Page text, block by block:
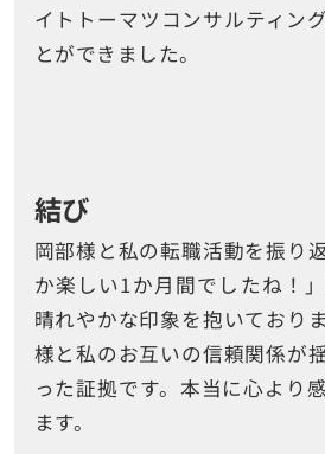
イトトーマツコンサルティン
とができました。
結び
岡部様と私の転職活動を振り
か楽しい1か月間でしたね！
晴れやかな印象を抱いており
様と私のお互いの信頼関係が
った証拠です。本当に心より
ます。